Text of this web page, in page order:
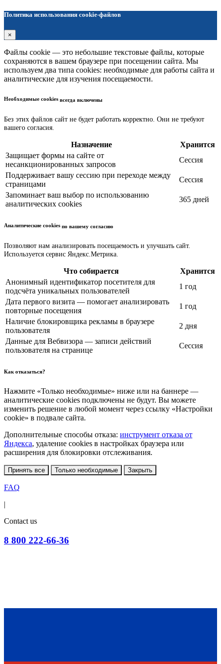
Политика использования cookie-файлов
×
Файлы cookie — это небольшие текстовые файлы, которые
сохраняются в вашем браузере при посещении сайта. Мы
используем два типа cookies: необходимые для работы сайта и
аналитические для изучения посещаемости.
Необходимые cookies всегда включены
Без этих файлов сайт не будет работать корректно. Они не требуют
вашего согласия.
Назначение
Хранится
Защищает формы на сайте от
несанкционированных запросов
Сессия
Поддерживает вашу сессию при переходе между
страницами
Сессия
Запоминает ваш выбор по использованию
аналитических cookies
365 дней
Аналитические cookies по вашему согласию
Позволяют нам анализировать посещаемость и улучшать сайт.
Используется сервис Яндекс.Метрика.
Что собирается
Хранится
Анонимный идентификатор посетителя для
подсчёта уникальных пользователей
1 год
Дата первого визита — помогает анализировать
повторные посещения
1 год
Наличие блокировщика рекламы в браузере
пользователя
2 дня
Данные для Вебвизора — записи действий
пользователя на странице
Сессия
Как отказаться?
Нажмите «Только необходимые» ниже или на баннере —
аналитические cookies подключены не будут. Вы можете
изменить решение в любой момент через ссылку «Настройки
cookie» в подвале сайта.
Дополнительные способы отказа: инструмент отказа от
Яндекса, удаление cookies в настройках браузера или
расширения для блокировки отслеживания.
Принять все Только необходимые Закрыть
FAQ
|
Contact us
8 800 222-66-36